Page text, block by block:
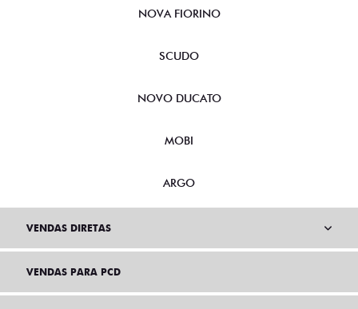
NOVA FIORINO
SCUDO
NOVO DUCATO
MOBI
ARGO
VENDAS DIRETAS
VENDAS PARA PCD